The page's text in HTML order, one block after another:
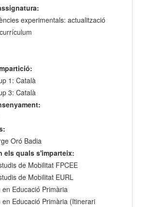
experimentals: actualització
1: Català
3: Català
Oró Badia
els quals s'imparteix:
de Mobilitat FPCEE
de Mobilitat EURL
en Educació Primària
Educació Primària (Itinerari